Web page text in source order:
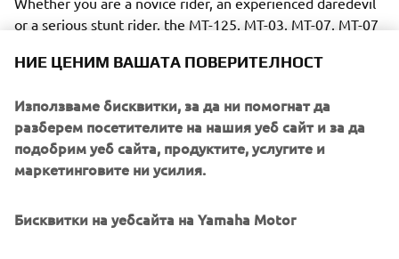
or a serious stunt rider, the MT-125, MT-03, MT-07, MT-07
to bring the Dark Side of Japan to all levels of riding.
Alongside the incredible Hyper Naked range and 2017
limited selection of like-minded premium partners.
НИЕ ЦЕНИМ ВАШАТА ПОВЕРИТЕЛНОСТ
Използваме бисквитки, за да ни помогнат да
разберем посетителите на нашия уеб сайт и за да
подобрим уеб сайта, продуктите, услугите и
маркетинговите ни усилия.
Бисквитки на уебсайта на Yamaha Motor